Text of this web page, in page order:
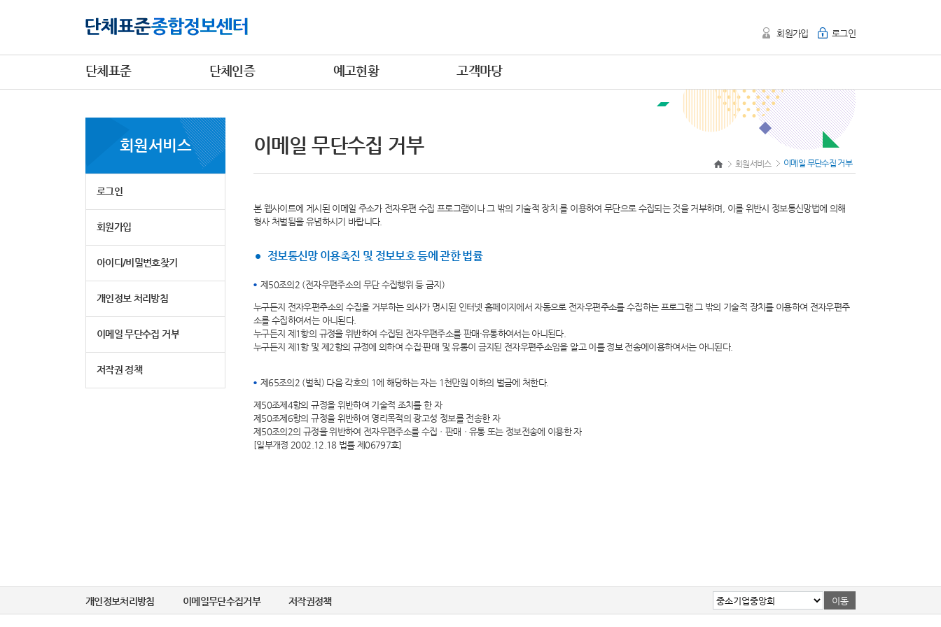
회원가입 로그인
단체표준 단체인증 예고현황 고객마당
회원서비스
로그인
회원가입
아이디/비밀번호찾기
개인정보 처리방침
이메일 무단수집 거부
저작권 정책
이메일 무단수집 거부
회원서비스 이메일 무단수집 거부
본 웹사이트에 게시된 이메일 주소가 전자우편 수집 프로그램이나 그 밖의 기술적 장치 를 이용하여 무단으로 수집되는 것을 거부하며, 이를 위반시 정보통신망법에 의해
형사 처벌됨을 유념하시기 바랍니다.
정보통신망 이용촉진 및 정보보호 등에 관한 법률
제50조의2 (전자우편주소의 무단 수집행위 등 금지)
누구든지 전자우편주소의 수집을 거부하는 의사가 명시된 인터넷 홈페이지에서 자동으로 전자우편주소를 수집하는 프로그램 그 밖의 기술적 장치를 이용하여 전자우편주
소를 수집하여서는 아니된다.
누구든지 제1항의 규정을 위반하여 수집된 전자우편주소를 판매·유통하여서는 아니된다.
누구든지 제1항 및 제2항의 규정에 의하여 수집·판매 및 유통이 금지된 전자우편주소임을 알고 이를 정보 전송에이용하여서는 아니된다.
제65조의2 (벌칙) 다음 각호의 1에 해당하는 자는 1천만원 이하의 벌금에 처한다.
제50조제4항의 규정을 위반하여 기술적 조치를 한 자
제50조제6항의 규정을 위반하여 영리목적의 광고성 정보를 전송한 자
제50조의2의 규정을 위반하여 전자우편주소를 수집ㆍ판매ㆍ유통 또는 정보전송에 이용한 자
[일부개정 2002.12.18 법률 제06797호]
개인정보처리방침 이메일무단수집거부 저작권정책